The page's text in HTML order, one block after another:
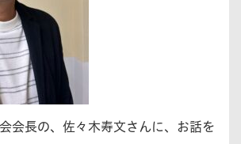
会長の、佐々木寿文さんに、お話を